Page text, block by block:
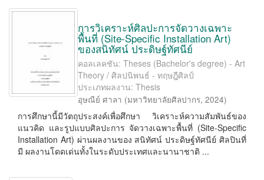
การวิเคราะห์ศิลปะการจัดวางเฉพาะ
พื้นที่ (Site-Speciﬁc Installation Art)
ของสนิทัศน์ ประดิษฐ์ทัศนีย์
คอลเลคชัน: Theses (Bachelor's degree) - Art
Theory / ศิลปนิพนธ์ - ทฤษฎีศิลป์
ประเภทผลงาน: Thesis
อุษณีย์ ศาลา (มหาวิทยาลัยศิลปากร,2024)
การศึกษานี้มีวัตถุประสงค์เพื่อศึกษา วิเคราะห์ความสัมพันธ์ของ
แนวคิด และรูปแบบศิลปะการ จัดวางเฉพาะพื้นที่ (Site-Speciﬁc
Installation Art) ผ่านผลงานของ สนิทัศน์ ประดิษฐ์ทัศนีย์ ศิลปินที่
มี ผลงานโดดเด่นทั้งในระดับประเทศและนานาชาติ ...